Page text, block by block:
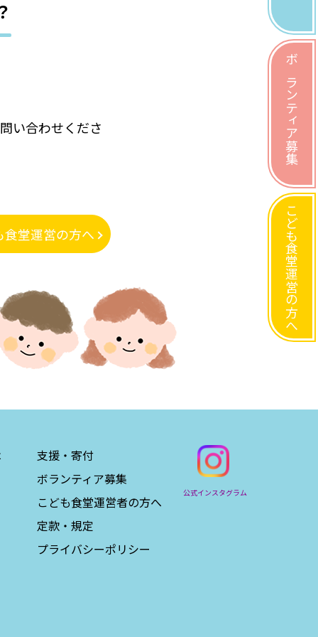
い合わせくださ
食堂運営の方へ
ボランティア募集
こども食堂運営の方へ
支援・寄付
ボランティア募集
こども食堂運営者の方へ
定款・規定
プライバシーポリシー
公式インスタグラム